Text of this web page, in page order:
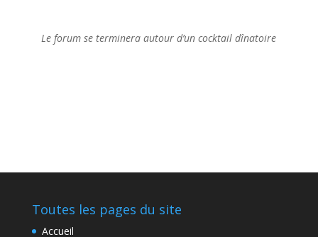
Le forum se terminera autour d’un cocktail dînatoire
Toutes les pages du site
Accueil